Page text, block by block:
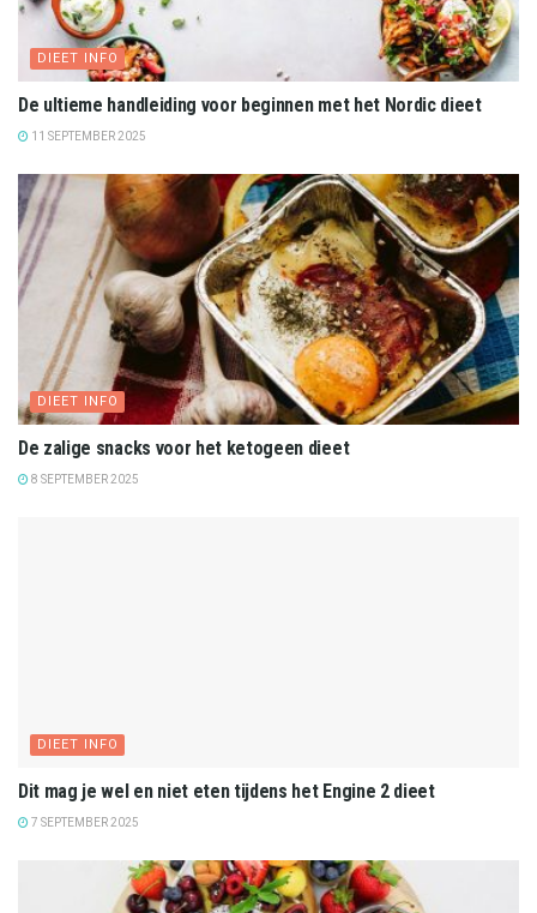
DIEET INFO
De ultieme handleiding voor beginnen met het Nordic dieet
11 SEPTEMBER 2025
DIEET INFO
De zalige snacks voor het ketogeen dieet
8 SEPTEMBER 2025
DIEET INFO
Dit mag je wel en niet eten tijdens het Engine 2 dieet
7 SEPTEMBER 2025